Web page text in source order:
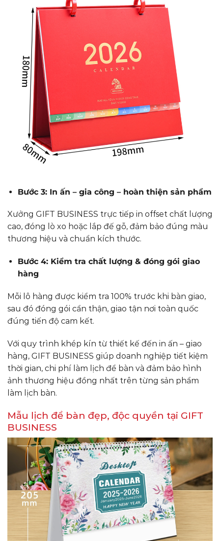
Bước 3: In ấn – gia công – hoàn thiện sản phẩm
Xưởng GIFT BUSINESS trực tiếp in offset chất lượng
cao, đóng lò xo hoặc lắp đế gỗ, đảm bảo đúng màu
thương hiệu và chuẩn kích thước.
Bước 4: Kiểm tra chất lượng & đóng gói giao
hàng
Mỗi lô hàng được kiểm tra 100% trước khi bàn giao,
sau đó đóng gói cẩn thận, giao tận nơi toàn quốc
đúng tiến độ cam kết.
Với quy trình khép kín từ thiết kế đến in ấn – giao
hàng, GIFT BUSINESS giúp doanh nghiệp tiết kiệm
thời gian, chi phí làm lịch để bàn và đảm bảo hình
ảnh thương hiệu đồng nhất trên từng sản phẩm
làm lịch bàn.
Mẫu lịch để bàn đẹp, độc quyền tại GIFT
BUSINESS